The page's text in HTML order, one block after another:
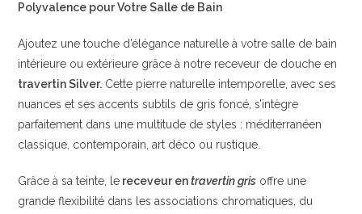
Polyvalence pour Votre Salle de Bain
Ajoutez une touche d’élégance naturelle à votre salle de bain
intérieure ou extérieure grâce à notre receveur de douche en
travertin Silver. Cette pierre naturelle intemporelle, avec ses
nuances et ses accents subtils de gris foncé, s’intègre
parfaitement dans une multitude de styles : méditerranéen
classique, contemporain, art déco ou rustique.
Grâce à sa teinte, le receveur entravertin gris offre une
grande flexibilité dans les associations chromatiques, du